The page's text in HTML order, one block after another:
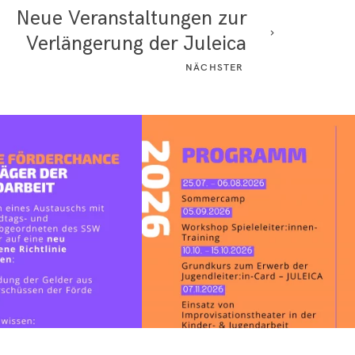
Neue Veranstaltungen zur
Verlängerung der Juleica
NÄCHSTER